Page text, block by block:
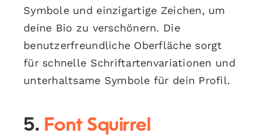
Symbole und einzigartige Zeichen, um
deine Bio zu verschönern. Die
benutzerfreundliche Oberfläche sorgt
für schnelle Schriftartenvariationen und
unterhaltsame Symbole für dein Profil.
5. Font Squirrel